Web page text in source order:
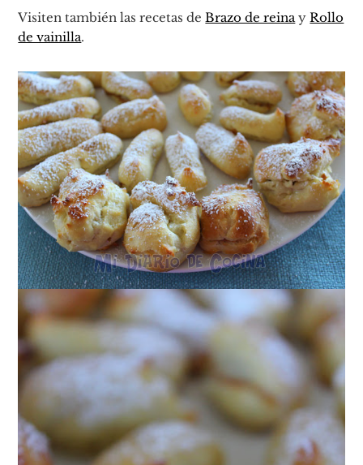
Visiten también las recetas de Brazo de reina yRollo
de vainilla.